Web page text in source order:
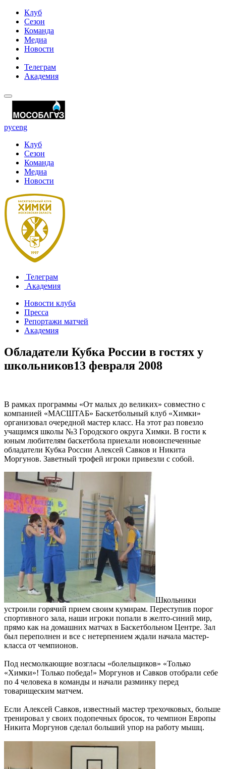
Клуб
Сезон
Команда
Медиа
Новости
Телеграм
Академия
русeng
Клуб
Сезон
Команда
Медиа
Новости
Телеграм
Академия
Новости клуба
Пресса
Репортажи матчей
Академия
Обладатели Кубка России в гостях у
школьников13 февраля 2008
В рамках программы «От малых до великих» совместно с
компанией «МАСШТАБ» Баскетбольный клуб «Химки»
организовал очередной мастер класс. На этот раз повезло
учащимся школы №3 Городского округа Химки. В гости к
юным любителям баскетбола приехали новоиспеченные
обладатели Кубка России Алексей Савков и Никита
Моргунов. Заветный трофей игроки привезли с собой.
Школьники
устроили горячий прием своим кумирам. Переступив порог
спортивного зала, наши игроки попали в желто-синий мир,
прямо как на домашних матчах в Баскетбольном Центре. Зал
был переполнен и все с нетерпением ждали начала мастер-
класса от чемпионов.
Под несмолкающие возгласы «болельщиков» «Только
«Химки»! Только победа!» Моргунов и Савков отобрали себе
по 4 человека в команды и начали разминку перед
товарищеским матчем.
Если Алексей Савков, известный мастер трехочковых, больше
тренировал у своих подопечных бросок, то чемпион Европы
Никита Моргунов сделал больший упор на работу мышц.